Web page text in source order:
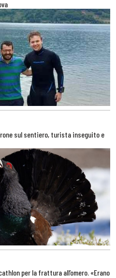
sul sentiero, turista inseguito e
per la frattura all’omero. «Erano